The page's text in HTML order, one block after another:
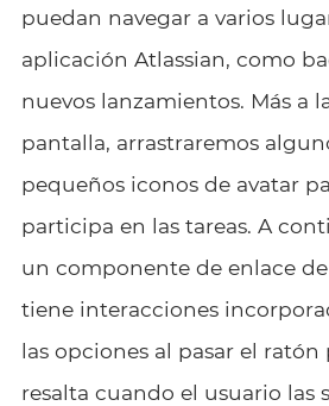
puedan navegar a varios
aplicación Atlassian, como
nuevos lanzamientos. Más a
pantalla, arrastraremos
pequeños iconos de avatar
participa en las tareas. A
un componente de enlace de
tiene interacciones
las opciones al pasar el ratón
resalta cuando el usuario las